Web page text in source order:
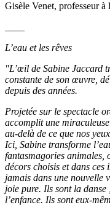
Gisèle Venet, professeur
L’eau et les rêves
"L’œil de Sabine Jaccard
constante de son œuvre,
depuis des années.
Projetée sur le spectacle
accomplit une
au-delà de ce que nos
Ici, Sabine transforme
fantasmagories animales,
décors choisis et dans ces
jamais dans une nouvelle
joie pure. Ils sont la
l’enfance. Ils sont eux-